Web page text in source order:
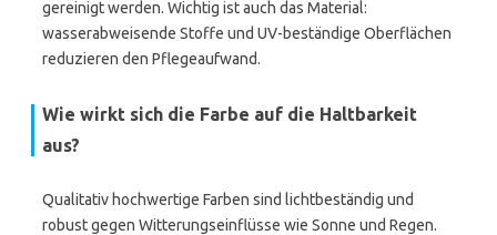
gereinigt werden. Wichtig ist auch das Material:
wasserabweisende Stoffe und UV-beständige Oberflächen
reduzieren den Pflegeaufwand.
Wie wirkt sich die Farbe auf die Haltbarkeit
aus?
Qualitativ hochwertige Farben sind lichtbeständig und
robust gegen Witterungseinflüsse wie Sonne und Regen.